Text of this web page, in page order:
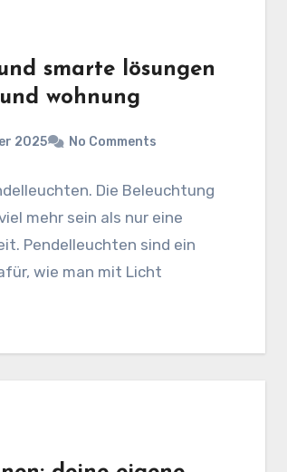
smarte lösungen
wohnung
2025 No Comments
Die Beleuchtung
mehr sein als nur eine
Pendelleuchten sind ein
wie man mit Licht